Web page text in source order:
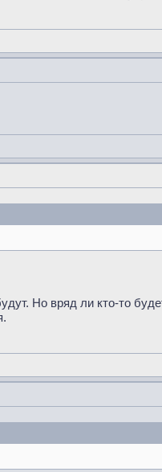
Но вряд ли кто-то